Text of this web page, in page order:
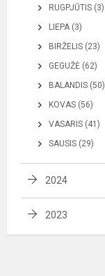
RUGPJŪTIS (3)
LIEPA (3)
BIRŽELIS (23)
GEGUŽĖ (62)
BALANDIS (50)
KOVAS (56)
VASARIS (41)
SAUSIS (29)
2024
2023